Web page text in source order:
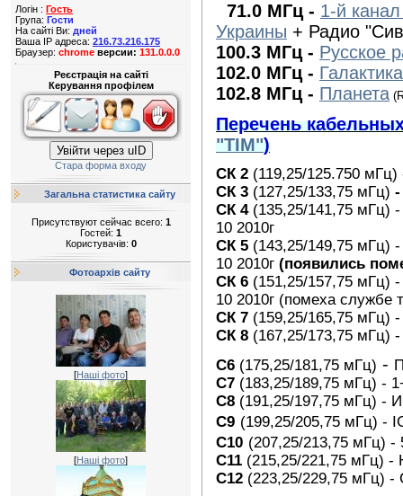
Логін : Гость
Група: Гости
На сайті Ви: дней
Ваша IP адреса: 216.73.216.175
Браузер: chrome версии: 131.0.0.0
Реєстрація на сайті
Керування профілем
Увійти через uID
Стара форма входу
Загальна статистика сайту
Присутствуют сейчас всего: 1
Гостей: 1
Користувачів: 0
Фотоархів сайту
[Наші фото]
[Наші фото]
71.0 МГц - 1-й
Украины + Радио
100.3 МГц - Русское
102.0 МГц -
102.8 МГц - Планета
Перечень
"TIM")
СК 2 (119,25/125.750 мГц)
СК 3 (127,25/133,75 мГц)
СК 4 (135,25/141,75 мГц) -
10 2010г
СК 5 (143,25/149,75 мГц) -
10 2010г (появились
СК 6 (151,25/157,75 мГц) -
10 2010г (помеха службе
СК 7 (159,25/165,75 мГц) -
СК 8 (167,25/173,75 мГц) -
C6 (175,25/181,75 мГц) -
C7 (183,25/189,75 мГц) -
C8 (191,25/197,75 мГц) -
C9 (199,25/205,75 мГц) -
C10 (207,25/213,75 мГц) -
C11 (215,25/221,75 мГц) -
C12 (223,25/229,75 мГц) -